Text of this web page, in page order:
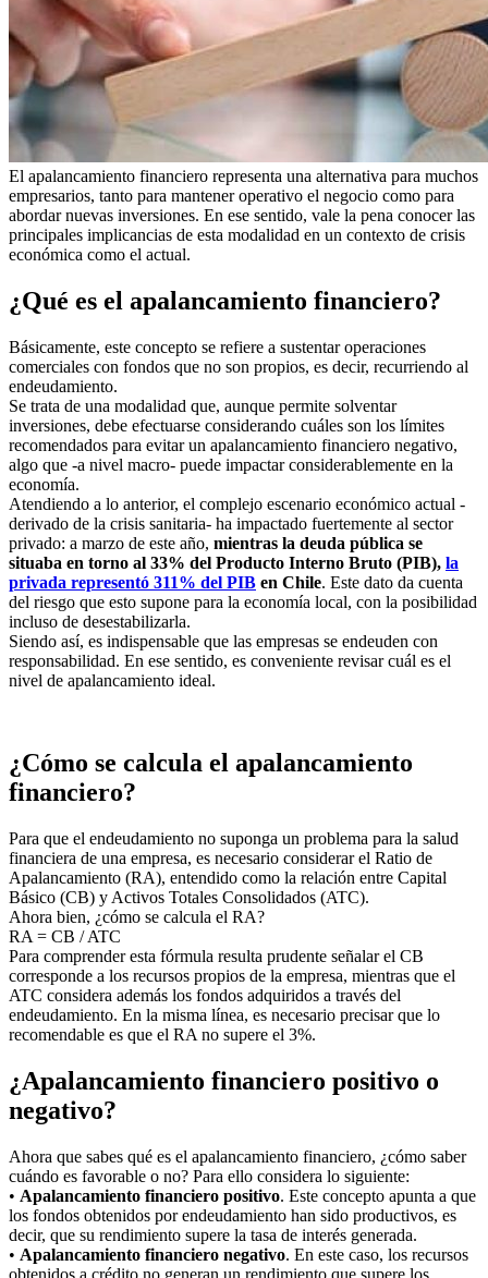
El apalancamiento financiero representa una alternativa para muchos
empresarios, tanto para mantener operativo el negocio como para
abordar nuevas inversiones. En ese sentido, vale la pena conocer las
principales implicancias de esta modalidad en un contexto de crisis
económica como el actual.
¿Qué es el apalancamiento financiero?
Básicamente, este concepto se refiere a sustentar operaciones
comerciales con fondos que no son propios, es decir, recurriendo al
endeudamiento.
Se trata de una modalidad que, aunque permite solventar
inversiones, debe efectuarse considerando cuáles son los límites
recomendados para evitar un apalancamiento financiero negativo,
algo que -a nivel macro- puede impactar considerablemente en la
economía.
Atendiendo a lo anterior, el complejo escenario económico actual -
derivado de la crisis sanitaria- ha impactado fuertemente al sector
privado: a marzo de este año, mientras la deuda pública se
situaba en torno al 33% del Producto Interno Bruto (PIB), la
privada representó 311% del PIB en Chile. Este dato da cuenta
del riesgo que esto supone para la economía local, con la posibilidad
incluso de desestabilizarla.
Siendo así, es indispensable que las empresas se endeuden con
responsabilidad. En ese sentido, es conveniente revisar cuál es el
nivel de apalancamiento ideal.
¿Cómo se calcula el apalancamiento
financiero?
Para que el endeudamiento no suponga un problema para la salud
financiera de una empresa, es necesario considerar el Ratio de
Apalancamiento (RA), entendido como la relación entre Capital
Básico (CB) y Activos Totales Consolidados (ATC).
Ahora bien, ¿cómo se calcula el RA?
RA = CB / ATC
Para comprender esta fórmula resulta prudente señalar el CB
corresponde a los recursos propios de la empresa, mientras que el
ATC considera además los fondos adquiridos a través del
endeudamiento. En la misma línea, es necesario precisar que lo
recomendable es que el RA no supere el 3%.
¿Apalancamiento financiero positivo o
negativo?
Ahora que sabes qué es el apalancamiento financiero, ¿cómo saber
cuándo es favorable o no? Para ello considera lo siguiente:
• Apalancamiento financiero positivo. Este concepto apunta a que
los fondos obtenidos por endeudamiento han sido productivos, es
decir, que su rendimiento supere la tasa de interés generada.
• Apalancamiento financiero negativo. En este caso, los recursos